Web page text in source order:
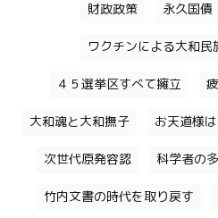
財政政策 永久国債
ワクチンによる大和民
４５選挙区すべて擁立
大和魂と大和撫子 お天道様
次世代原発容認 科学者の
竹内文書の時代を取り戻す